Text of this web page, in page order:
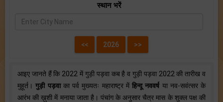
स्थान भरें
आइए जानते हैं कि 2022 में गुड़ी पड़वा कब है व गुड़ी पड़वा 2022 की तारीख व
मुहूर्त।गुड़ी पड़वाका पर्व मुख्यतः महाराष्ट्र में हिन्दू नववर्षया नव-सवंत्सर के
आरंभ की ख़ुशी में मनाया जाता है। पंचांग के अनुसार चैत्र मास के शुक्ल पक्ष की